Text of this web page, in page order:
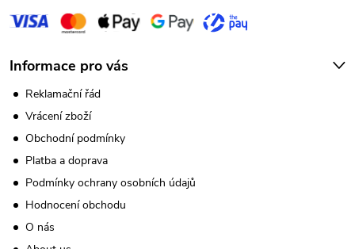
Informace pro vás
Reklamační řád
Vrácení zboží
Obchodní podmínky
Platba a doprava
Podmínky ochrany osobních údajů
Hodnocení obchodu
O nás